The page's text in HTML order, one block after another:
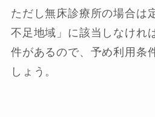
ただし無床診療所の場合は
不足地域」に該当しなけれ
件があるので、予め利用条
しょう。